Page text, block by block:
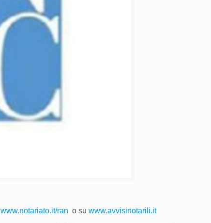
www.notariato.it/ran o su www.avvisinotarili.it